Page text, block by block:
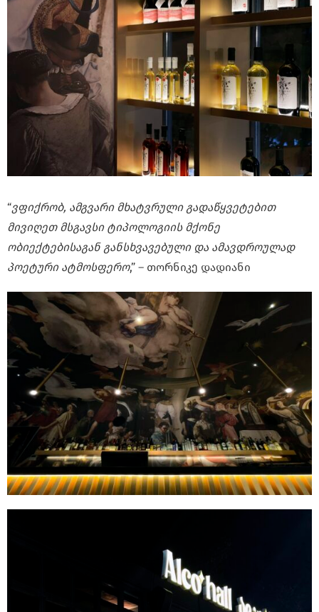
“ვფიქრობ, ამგვარი მხატვრული გადაწყვეტებით
მივიღეთ მსგავსი ტიპოლოგიის მქონე
ობიექტებისაგან განსხვავებული და ამავდროულად
პოეტური ატმოსფერო,” – თორნიკე დადიანი